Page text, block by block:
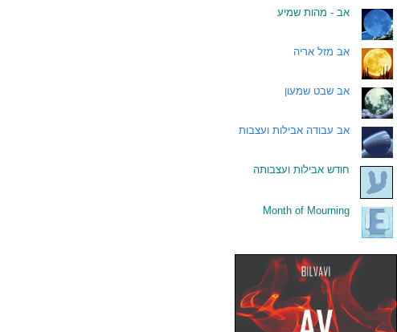
אב - מהות שמיע
אב מזל אריה
אב שבט שמעון
אב עבודה אבילות ועצבות
חודש אבילות ועצבותה
Month of Mourning